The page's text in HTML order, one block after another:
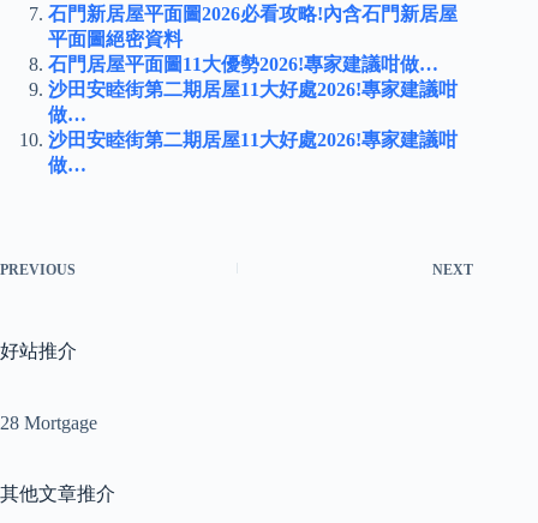
石門新居屋平面圖2026必看攻略!內含石門新居屋
平面圖絕密資料
石門居屋平面圖11大優勢2026!專家建議咁做…
沙田安睦街第二期居屋11大好處2026!專家建議咁
做…
沙田安睦街第二期居屋11大好處2026!專家建議咁
做…
PREVIOUS NEXT
好站推介
28 Mortgage
其他文章推介